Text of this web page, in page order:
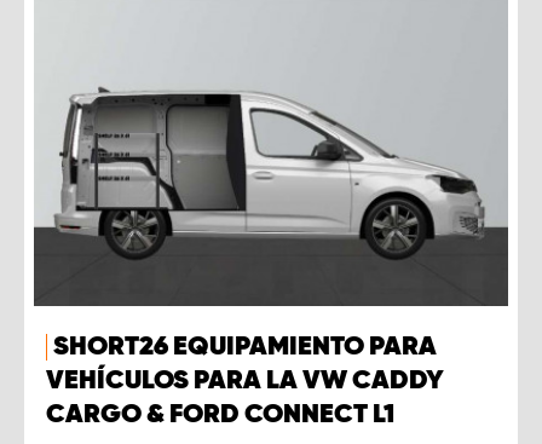
SHORT26 EQUIPAMIENTO PARA
VEHÍCULOS PARA LA VW CADDY
CARGO & FORD CONNECT L1